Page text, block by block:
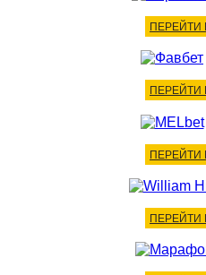
ПЕРЕЙТИ
ПЕРЕЙТИ
ПЕРЕЙТИ
ПЕРЕЙТИ